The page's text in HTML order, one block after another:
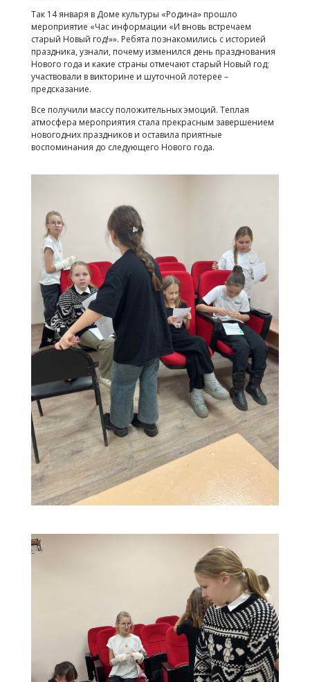
Так 14 января в Доме культуры «Родина» прошло
мероприятие «Час информации «И вновь встречаем
старый Новый год!»». Ребята познакомились с историей
праздника, узнали, почему изменился день празднования
Нового года и какие страны отмечают старый Новый год;
участвовали в викторине и шуточной лотерее –
предсказание.
Все получили массу положительных эмоций. Теплая
атмосфера мероприятия стала прекрасным завершением
новогодних праздников и оставила приятные
воспоминания до следующего Нового года.